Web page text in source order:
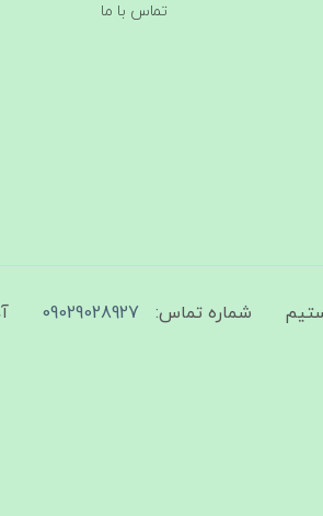
تماس با ما
شماره تماس: 09029028927